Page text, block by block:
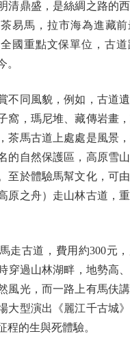
清鼎盛，是絲綢之路的
易馬，拉市海為進藏
國重點文保單位，古
。
同風貌，例如，古道遺
窩，瑪尼堆、藏傳岩畫
茶馬古道上處處是風景
的自然保護區，高原雪
至於體驗馬幫文化，可
原之舟）走山林古道，
古道，費用約300元，
穿過山林湖畔，地勢高
風光，而一路上有馬伕講
大型演出《麗江千古城
程的生與死體驗。